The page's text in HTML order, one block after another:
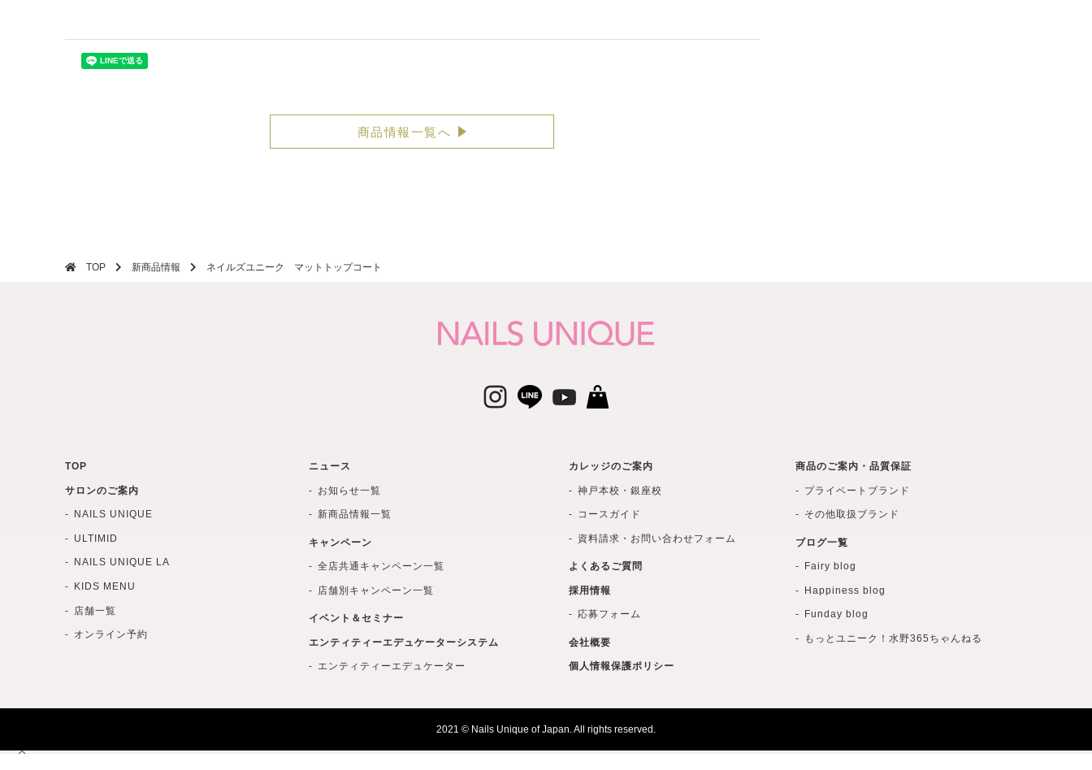
商品情報一覧へ
TOP 新商品情報 ネイルズユニーク マットトップコート
TOP
サロンのご案内
NAILS UNIQUE
ULTIMID
NAILS UNIQUE LA
KIDS MENU
店舗一覧
オンライン予約
ニュース
お知らせ一覧
新商品情報一覧
キャンペーン
全店共通キャンペーン一覧
店舗別キャンペーン一覧
イベント＆セミナー
エンティティーエデュケーターシステム
エンティティーエデュケーター
カレッジのご案内
神戸本校・銀座校
コースガイド
資料請求・お問い合わせフォーム
よくあるご質問
採用情報
応募フォーム
会社概要
個人情報保護ポリシー
商品のご案内・品質保証
プライベートブランド
その他取扱ブランド
ブログ一覧
Fairy blog
Happiness blog
Funday blog
もっとユニーク！水野365ちゃんねる
2021 © Nails Unique of Japan. All rights reserved.